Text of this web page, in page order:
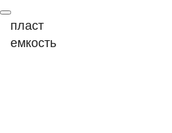
пласт
емкость